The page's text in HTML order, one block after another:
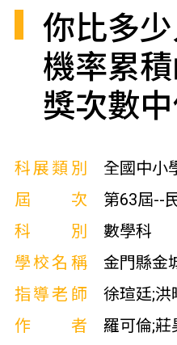
你比多
機率累
獎次數
科展類別
全國中小
屆次
第63屆--
科別
數學科
學校名稱
金門縣金
指導老師
徐瑄廷;洪
作者
羅可倫;莊